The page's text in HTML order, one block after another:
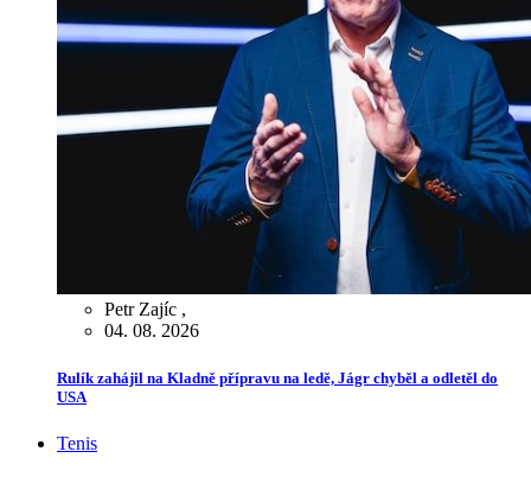
Petr Zajíc ,
04. 08. 2026
Rulík zahájil na Kladně přípravu na ledě, Jágr chyběl a odletěl do
USA
Tenis